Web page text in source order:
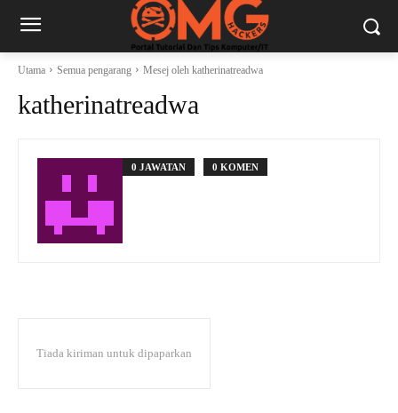
Utama Semua pengarang Mesej oleh katherinatreadwa
katherinatreadwa
0 JAWATAN 0 KOMEN
Tiada kiriman untuk dipaparkan